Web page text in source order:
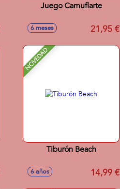
Juego Camuflarte
6 meses 21,95 €
NOVEDAD
Tiburón Beach
6 años 14,99 €